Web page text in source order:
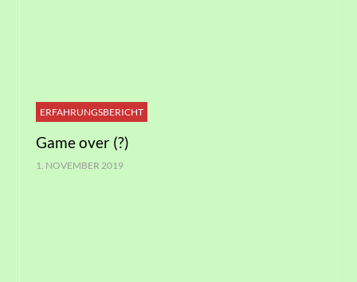
ERFAHRUNGSBERICHT
Game over (?)
1. NOVEMBER 2019